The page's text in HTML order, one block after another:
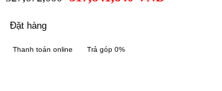
Đặt hàng
Thanh toán online Trả góp 0%